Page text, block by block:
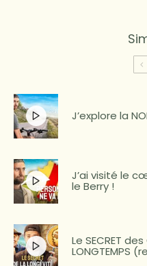
J’explore la
J’ai visité le
le Berry !
Le SECRET
LONGTEMPS